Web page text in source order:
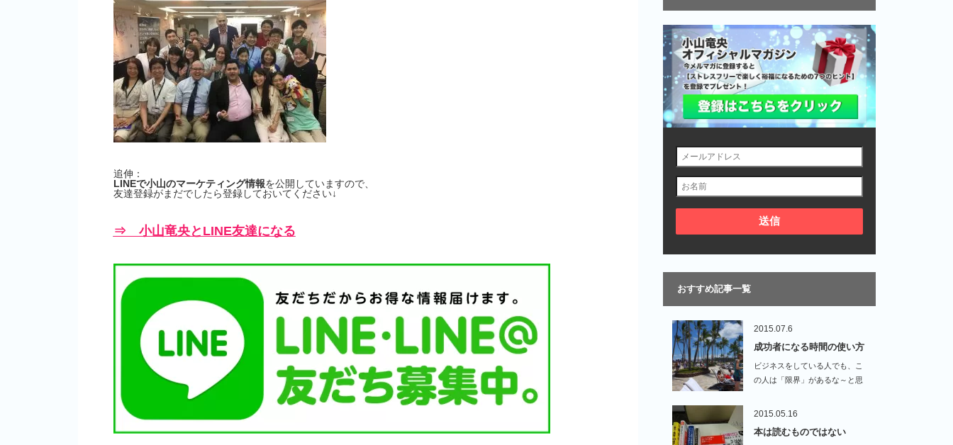
追伸：
LINEで小山のマーケティング情報を公開していますので、
友達登録がまだでしたら登録しておいてください↓
⇒ 小山竜央とLINE友達になる
おすすめ記事一覧
2015.07.6
成功者になる時間の使い方
ビジネスをしている人でも、こ
の人は「限界」があるな～と思
2015.05.16
本は読むものではない